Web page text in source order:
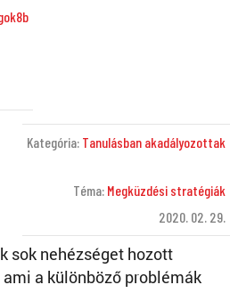
Kategória: Tanulásban akadályozottak
Téma: Megküzdési stratégiák
2020. 02. 29.
sok nehézséget hozott
a különböző problémák